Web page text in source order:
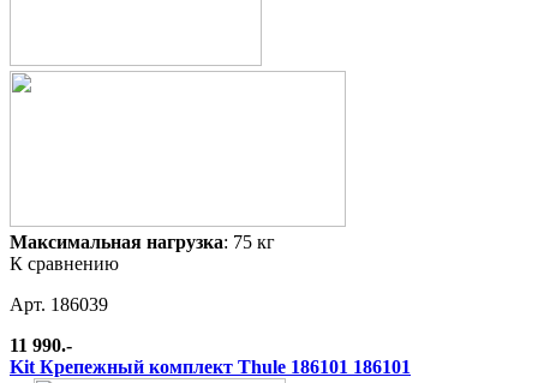
Максимальная нагрузка: 75 кг
К сравнению
Арт. 186039
11 990.-
Kit Крепежный комплект Thule 186101 186101